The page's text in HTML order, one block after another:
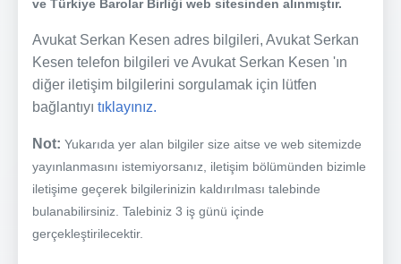
ve Türkiye Barolar Birliği web sitesinden alınmıştır.
Avukat Serkan Kesen adres bilgileri, Avukat Serkan
Kesen telefon bilgileri ve Avukat Serkan Kesen 'ın
diğer iletişim bilgilerini sorgulamak için lütfen
bağlantıyı tıklayınız.
Not: Yukarıda yer alan bilgiler size aitse ve web sitemizde
yayınlanmasını istemiyorsanız, iletişim bölümünden bizimle
iletişime geçerek bilgilerinizin kaldırılması talebinde
bulanabilirsiniz. Talebiniz 3 iş günü içinde
gerçekleştirilecektir.